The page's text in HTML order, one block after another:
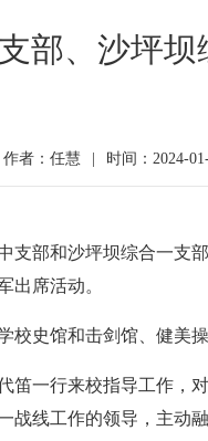
部、沙坪
作者：任慧 时间：2024-
支部和沙坪坝综合一支
出席活动。
校史馆和击剑馆、健美
笛一行来校指导工作，
战线工作的领导，主动